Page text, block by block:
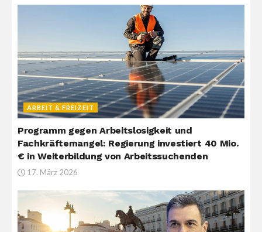
ARBEIT & FREIZEIT
Programm gegen Arbeitslosigkeit und
Fachkräftemangel: Regierung investiert 40 Mio.
€ in Weiterbildung von Arbeitssuchenden
17. März 2026